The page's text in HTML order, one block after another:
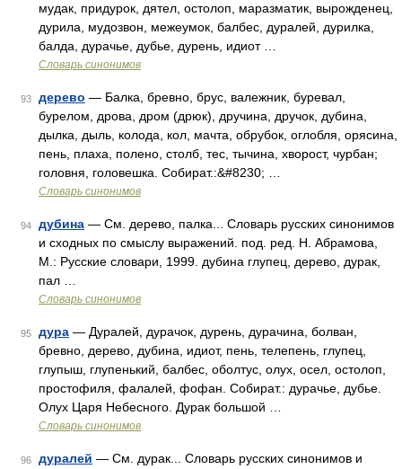
мудак, придурок, дятел, остолоп, маразматик, вырожденец,
дурила, мудозвон, межеумок, балбес, дуралей, дурилка,
балда, дурачье, дубье, дурень, идиот …
Словарь синонимов
93 дерево — Балка, бревно, брус, валежник, буревал,
бурелом, дрова, дром (дрюк), дручина, дручок, дубина,
дылка, дыль, колода, кол, мачта, обрубок, оглобля, орясина,
пень, плаха, полено, столб, тес, тычина, хворост, чурбан;
головня, головешка. Собират.:&#8230; …
Словарь синонимов
94 дубина — См. дерево, палка... Словарь русских синонимов
и сходных по смыслу выражений. под. ред. Н. Абрамова,
М.: Русские словари, 1999. дубина глупец, дерево, дурак,
пал …
Словарь синонимов
95 дура — Дуралей, дурачок, дурень, дурачина, болван,
бревно, дерево, дубина, идиот, пень, телепень, глупец,
глупыш, глупенький, балбес, оболтус, олух, осел, остолоп,
простофиля, фалалей, фофан. Собират.: дурачье, дубье.
Олух Царя Небесного. Дурак большой …
Словарь синонимов
96 дуралей — См. дурак... Словарь русских синонимов и